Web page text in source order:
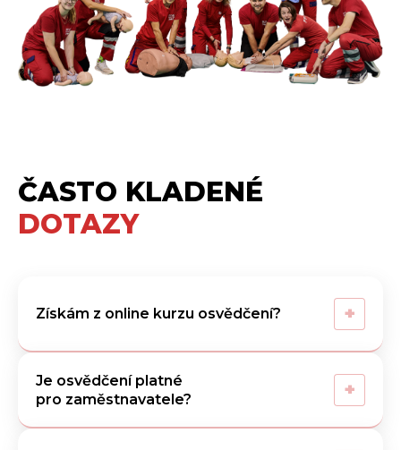
ČASTO KLADENÉ
DOTAZY
Získám z online kurzu osvědčení? +
Je osvědčení platné
pro zaměstnavatele?
+